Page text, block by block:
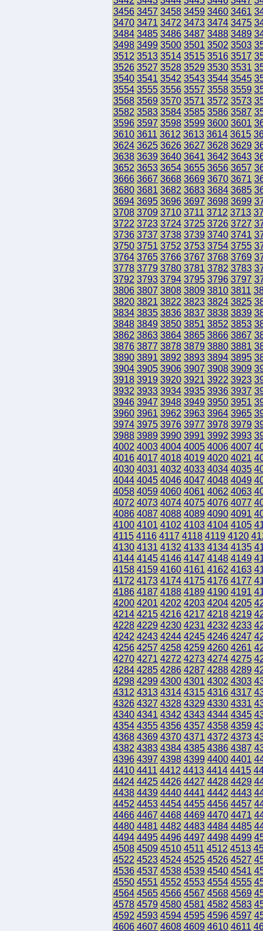
3456 3457 3458 3459 3460 3461
3470 3471 3472 3473 3474 3475
3484 3485 3486 3487 3488 3489
3498 3499 3500 3501 3502 3503
3512 3513 3514 3515 3516 3517
3526 3527 3528 3529 3530 3531
3540 3541 3542 3543 3544 3545
3554 3555 3556 3557 3558 3559
3568 3569 3570 3571 3572 3573
3582 3583 3584 3585 3586 3587
3596 3597 3598 3599 3600 3601
3610 3611 3612 3613 3614 3615
3624 3625 3626 3627 3628 3629
3638 3639 3640 3641 3642 3643
3652 3653 3654 3655 3656 3657
3666 3667 3668 3669 3670 3671
3680 3681 3682 3683 3684 3685
3694 3695 3696 3697 3698 3699
3708 3709 3710 3711 3712 3713
3722 3723 3724 3725 3726 3727
3736 3737 3738 3739 3740 3741
3750 3751 3752 3753 3754 3755
3764 3765 3766 3767 3768 3769
3778 3779 3780 3781 3782 3783
3792 3793 3794 3795 3796 3797
3806 3807 3808 3809 3810 3811
3820 3821 3822 3823 3824 3825
3834 3835 3836 3837 3838 3839
3848 3849 3850 3851 3852 3853
3862 3863 3864 3865 3866 3867
3876 3877 3878 3879 3880 3881
3890 3891 3892 3893 3894 3895
3904 3905 3906 3907 3908 3909
3918 3919 3920 3921 3922 3923
3932 3933 3934 3935 3936 3937
3946 3947 3948 3949 3950 3951
3960 3961 3962 3963 3964 3965
3974 3975 3976 3977 3978 3979
3988 3989 3990 3991 3992 3993
4002 4003 4004 4005 4006 4007
4016 4017 4018 4019 4020 4021
4030 4031 4032 4033 4034 4035
4044 4045 4046 4047 4048 4049
4058 4059 4060 4061 4062 4063
4072 4073 4074 4075 4076 4077
4086 4087 4088 4089 4090 4091
4100 4101 4102 4103 4104 4105
4115 4116 4117 4118 4119 4120
4130 4131 4132 4133 4134 4135
4144 4145 4146 4147 4148 4149
4158 4159 4160 4161 4162 4163
4172 4173 4174 4175 4176 4177
4186 4187 4188 4189 4190 4191
4200 4201 4202 4203 4204 4205
4214 4215 4216 4217 4218 4219
4228 4229 4230 4231 4232 4233
4242 4243 4244 4245 4246 4247
4256 4257 4258 4259 4260 4261
4270 4271 4272 4273 4274 4275
4284 4285 4286 4287 4288 4289
4298 4299 4300 4301 4302 4303
4312 4313 4314 4315 4316 4317
4326 4327 4328 4329 4330 4331
4340 4341 4342 4343 4344 4345
4354 4355 4356 4357 4358 4359
4368 4369 4370 4371 4372 4373
4382 4383 4384 4385 4386 4387
4396 4397 4398 4399 4400 4401
4410 4411 4412 4413 4414 4415
4424 4425 4426 4427 4428 4429
4438 4439 4440 4441 4442 4443
4452 4453 4454 4455 4456 4457
4466 4467 4468 4469 4470 4471
4480 4481 4482 4483 4484 4485
4494 4495 4496 4497 4498 4499
4508 4509 4510 4511 4512 4513
4522 4523 4524 4525 4526 4527
4536 4537 4538 4539 4540 4541
4550 4551 4552 4553 4554 4555
4564 4565 4566 4567 4568 4569
4578 4579 4580 4581 4582 4583
4592 4593 4594 4595 4596 4597
4606 4607 4608 4609 4610 4611